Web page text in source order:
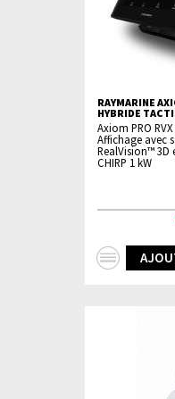
RAYMARINE
HYBRIDE
Axiom PRO
Affichage avec
RealVision™ 3D
CHIRP 1 kW